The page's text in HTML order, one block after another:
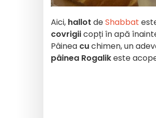
Aici, hallot deShabbat
covrigiicopți în apă
Pâinea cuchimen, un
pâinea Rogalikeste